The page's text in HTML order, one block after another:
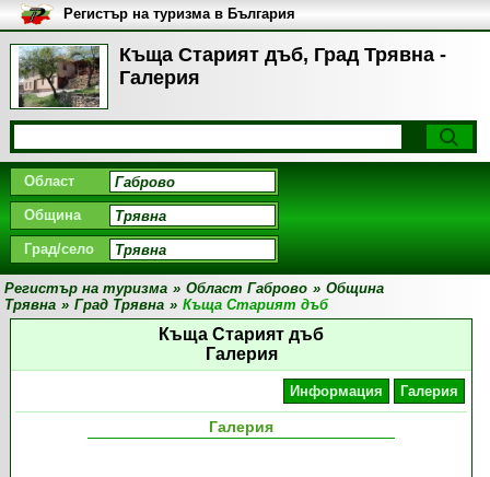
Къща Старият дъб, Град Трявна -
Галерия
Регистър на туризма в България
Област
Община
Град/село
Регистър на туризма » Област Габрово » Община
Трявна » Град Трявна » Къща Старият дъб
Къща Старият дъб
Галерия
Информация Галерия
Галерия